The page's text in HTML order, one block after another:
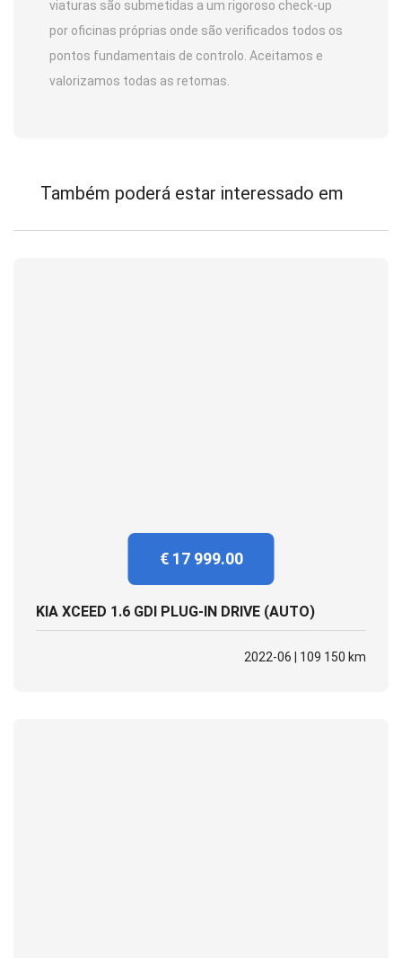
viaturas são submetidas a um rigoroso check-up
por oficinas próprias onde são verificados todos os
pontos fundamentais de controlo. Aceitamos e
valorizamos todas as retomas.
Também poderá estar interessado em
€ 17 999.00
KIA XCEED 1.6 GDI PLUG-IN DRIVE (AUTO)
2022-06 | 109 150 km